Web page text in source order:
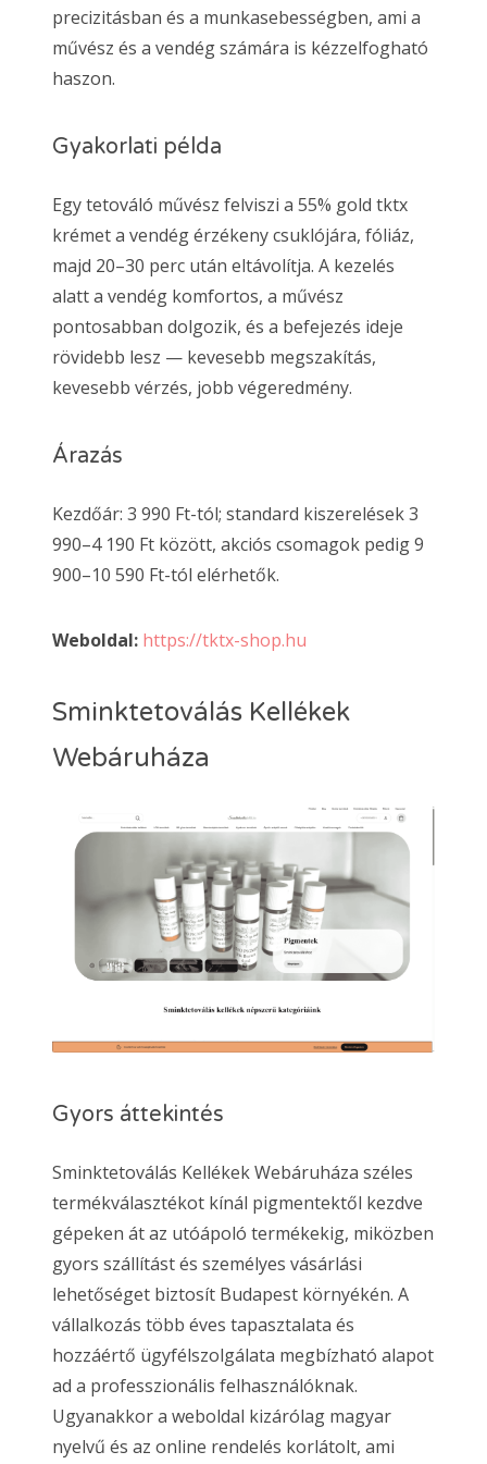
precizitásban és a munkasebességben, ami a
művész és a vendég számára is kézzelfogható
haszon.
Gyakorlati példa
Egy tetováló művész felviszi a 55% gold tktx
krémet a vendég érzékeny csuklójára, fóliáz,
majd 20–30 perc után eltávolítja. A kezelés
alatt a vendég komfortos, a művész
pontosabban dolgozik, és a befejezés ideje
rövidebb lesz — kevesebb megszakítás,
kevesebb vérzés, jobb végeredmény.
Árazás
Kezdőár: 3 990 Ft-tól; standard kiszerelések 3
990–4 190 Ft között, akciós csomagok pedig 9
900–10 590 Ft-tól elérhetők.
Weboldal: https://tktx-shop.hu
Sminktetoválás Kellékek
Webáruháza
Gyors áttekintés
Sminktetoválás Kellékek Webáruháza széles
termékválasztékot kínál pigmentektől kezdve
gépeken át az utóápoló termékekig, miközben
gyors szállítást és személyes vásárlási
lehetőséget biztosít Budapest környékén. A
vállalkozás több éves tapasztalata és
hozzáértő ügyfélszolgálata megbízható alapot
ad a professzionális felhasználóknak.
Ugyanakkor a weboldal kizárólag magyar
nyelvű és az online rendelés korlátolt, ami